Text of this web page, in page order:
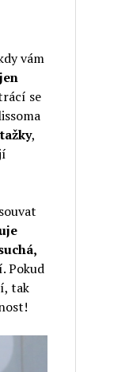
vám
se
,
Pokud
tak